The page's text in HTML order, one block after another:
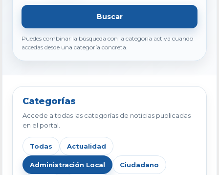
Buscar
Puedes combinar la búsqueda con la categoría activa cuando
accedas desde una categoría concreta.
Categorías
Accede a todas las categorías de noticias publicadas
en el portal.
Todas Actualidad
Administración Local Ciudadano